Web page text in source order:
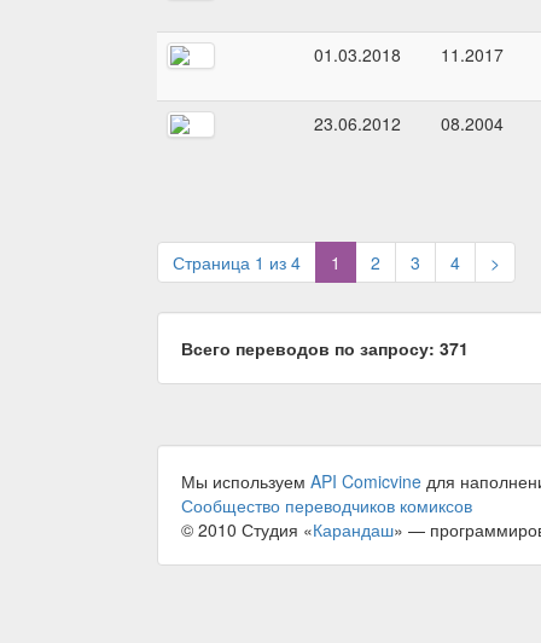
01.03.2018 11.2017
23.06.2012 08.2004
Страница 1 из 4 1 (current)
2 3 4 >
Всего переводов по запросу: 371
Мы используем API Comicvine для
Сообщество переводчиков комиксов
© 2010 Студия «Карандаш» —